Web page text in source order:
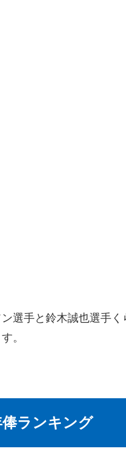
選手と鈴木誠也選手
。
ランキング